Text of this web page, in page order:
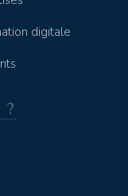
digitale